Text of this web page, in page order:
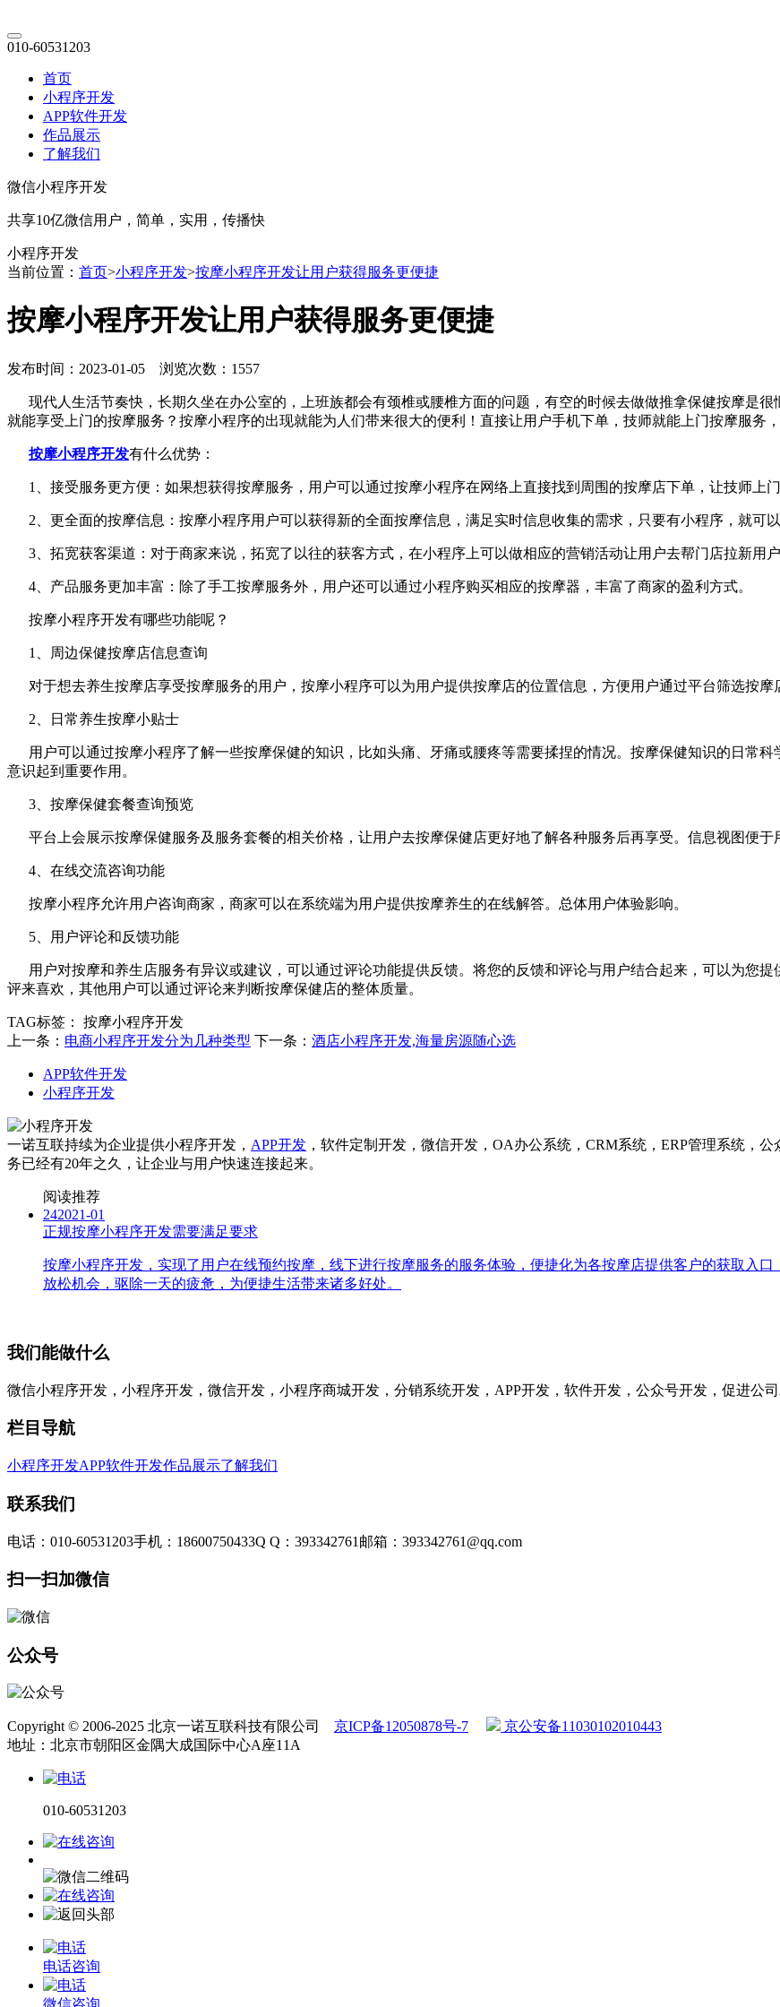
010-60531203
首页
小程序开发
APP软件开发
作品展示
了解我们
微信小程序开发
共享10亿微信用户，简单，实用，传播快
小程序开发
当前位置： 首页>小程序开发>按摩小程序开发让用户获得服务更便捷
按摩小程序开发让用户获得服务更便捷
发布时间：2023-01-05 浏览次数：1557
现代人生活节奏快，长期久坐在办公室的，上班族都会有颈椎或腰椎方面的问题，有空的时候去做做推拿保健按摩是
就能享受上门的按摩服务？按摩小程序的出现就能为人们带来很大的便利！直接让用户手机下单，技师就能上门按摩服务
按摩小程序开发有什么优势：
1、接受服务更方便：如果想获得按摩服务，用户可以通过按摩小程序在网络上直接找到周围的按摩店下单，让技师上门
2、更全面的按摩信息：按摩小程序用户可以获得新的全面按摩信息，满足实时信息收集的需求，只要有小程序，就可以
3、拓宽获客渠道：对于商家来说，拓宽了以往的获客方式，在小程序上可以做相应的营销活动让用户去帮门店拉新用户
4、产品服务更加丰富：除了手工按摩服务外，用户还可以通过小程序购买相应的按摩器，丰富了商家的盈利方式。
按摩小程序开发有哪些功能呢？
1、周边保健按摩店信息查询
对于想去养生按摩店享受按摩服务的用户，按摩小程序可以为用户提供按摩店的位置信息，方便用户通过平台筛选按摩
2、日常养生按摩小贴士
用户可以通过按摩小程序了解一些按摩保健的知识，比如头痛、牙痛或腰疼等需要揉捏的情况。按摩保健知识的日常
意识起到重要作用。
3、按摩保健套餐查询预览
平台上会展示按摩保健服务及服务套餐的相关价格，让用户去按摩保健店更好地了解各种服务后再享受。信息视图便于
4、在线交流咨询功能
按摩小程序允许用户咨询商家，商家可以在系统端为用户提供按摩养生的在线解答。总体用户体验影响。
5、用户评论和反馈功能
用户对按摩和养生店服务有异议或建议，可以通过评论功能提供反馈。将您的反馈和评论与用户结合起来，可以为您
评来喜欢，其他用户可以通过评论来判断按摩保健店的整体质量。
TAG标签：
按摩小程序开发
上一条： 电商小程序开发分为几种类型 下一条： 酒店小程序开发,海量房源随心选
APP软件开发
小程序开发
一诺互联持续为企业提供小程序开发， APP开发 ，软件定制开发，微信开发，OA办公系统，CRM系统，ERP管理系统，
务已经有20年之久，让企业与用户快速连接起来。
阅读推荐
242021-01
正规按摩小程序开发需要满足要求
按摩小程序开发，实现了用户在线预约按摩，线下进行按摩服务的服务体验，便捷化为各按摩店提供客户的获取入
放松机会，驱除一天的疲惫，为便捷生活带来诸多好处。
我们能做什么
微信小程序开发，小程序开发，微信开发，小程序商城开发，分销系统开发，APP开发，软件开发，公众号开发，促进公
栏目导航
小程序开发APP软件开发作品展示了解我们
联系我们
电话：010-60531203手机：18600750433Q Q：393342761 邮箱：393342761@qq.com
扫一扫加微信
公众号
Copyright © 2006-2025 北京一诺互联科技有限公司 京ICP备12050878号-7
京公安备11030102010443
地址：北京市朝阳区金隅大成国际中心A座11A
010-60531203
电话咨询